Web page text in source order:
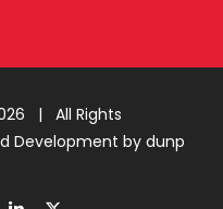
| All Rights
Development by dunp